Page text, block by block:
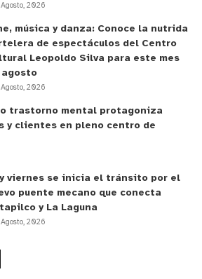
2026
música y danza: Conoce la nutrida
de espectáculos del Centro
Leopoldo Silva para este mes
agosto
2026
trastorno mental protagoniza
y clientes en pleno centro de
viernes se inicia el tránsito por el
puente mecano que conecta
y La Laguna
2026